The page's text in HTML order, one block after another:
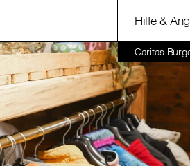
Hilfe &
Caritas